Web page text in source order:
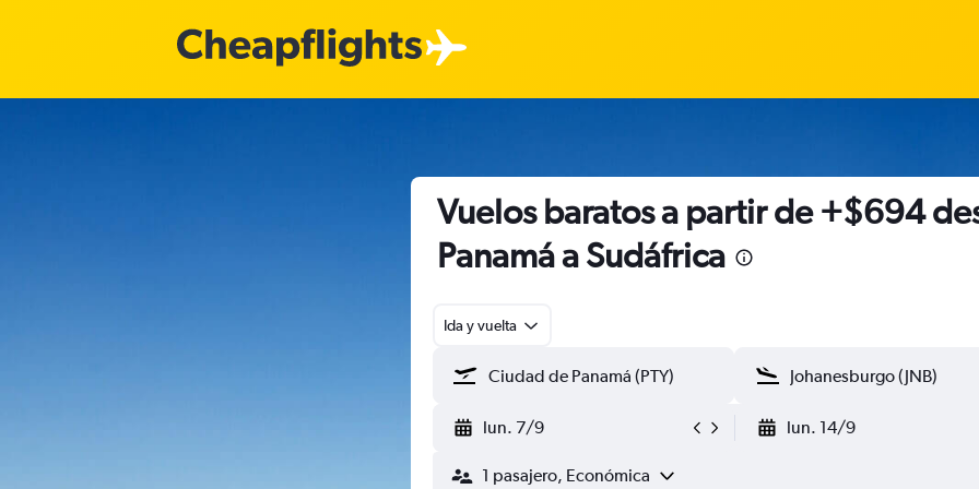
Vuelos baratos a partir de +$694
Panamá a Sudáfrica
Ida y vuelta
lun. 7/9 lun. 14/9
1 pasajero, Económica